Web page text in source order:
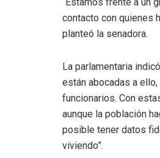
contacto con quienes
planteó la senadora.
La parlamentaria
están abocadas a
funcionarios. Con
aunque la población
posible tener datos
viviendo”.